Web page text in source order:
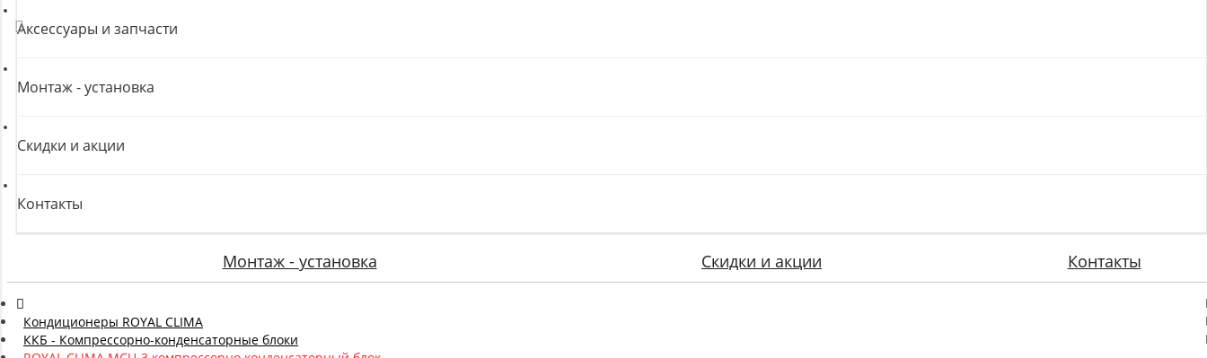
Аксессуары и запчасти
Монтаж - установка
Скидки и акции
Контакты
Монтаж - установка Скидки и акции Контакты
Кондиционеры ROYAL CLIMA
ККБ - Компрессорно-конденсаторные блоки